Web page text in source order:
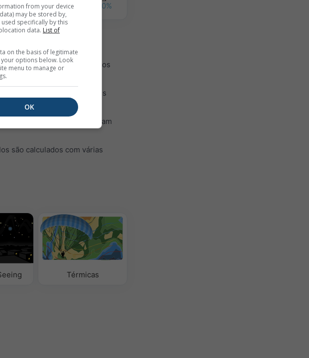
30% 30% 30% 40%
Alemanha) com símbolos
precipitação.
forte for a variação, mais
provável.
normalmente aumentam
são calculados com várias
Térmicas
from your device
may be stored by,
specifically by this
data. List of
on the basis of legitimate
options below. Look
menu to manage or
OK